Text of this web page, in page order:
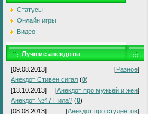
Статусы
Онлайн игры
Видео
Лучшие анекдоты
[09.08.2013] [Разное]
Анекдот Стивен сигал (0)
[13.10.2013]
[Анекдот про мужьей и жен]
Анекдот №47 Пила? (0)
[08.08.2013]
[Анекдот про студентов]